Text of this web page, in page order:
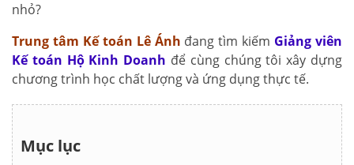
nhỏ?
Trung tâm Kế toán Lê Ánh đang tìm kiếm Giảng viên
Kế toán Hộ Kinh Doanh để cùng chúng tôi xây dựng
chương trình học chất lượng và ứng dụng thực tế.
Mục lục